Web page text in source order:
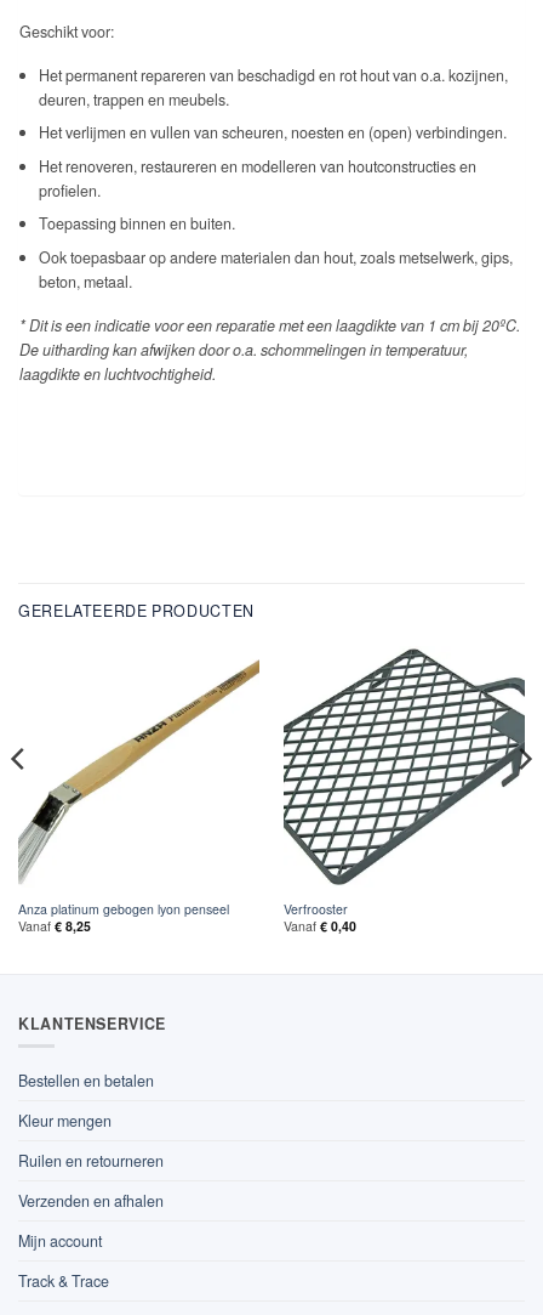
Geschikt voor:
Het permanent repareren van beschadigd en rot hout van o.a. kozijnen,
deuren, trappen en meubels.
Het verlijmen en vullen van scheuren, noesten en (open) verbindingen.
Het renoveren, restaureren en modelleren van houtconstructies en
profielen.
Toepassing binnen en buiten.
Ook toepasbaar op andere materialen dan hout, zoals metselwerk, gips,
beton, metaal.
* Dit is een indicatie voor een reparatie met een laagdikte van 1 cm bij 20ºC.
De uitharding kan afwijken door o.a. schommelingen in temperatuur,
laagdikte en luchtvochtigheid.
GERELATEERDE PRODUCTEN
Anza platinum gebogen lyon penseel
Vanaf €8,25
Verfrooster
Vanaf €0,40
KLANTENSERVICE
Bestellen en betalen
Kleur mengen
Ruilen en retourneren
Verzenden en afhalen
Mijn account
Track & Trace